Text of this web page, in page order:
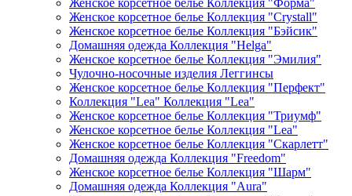
Женское корсетное белье Коллекция "Форма"
Женское корсетное белье Коллекция "Crystall"
Женское корсетное белье Коллекция "Бэйсик"
Домашняя одежда Коллекция "Helga"
Женское корсетное белье Коллекция "Эмилия"
Чулочно-носочные изделия Леггинсы
Женское корсетное белье Коллекция "Перфект"
Коллекция "Lea" Коллекция "Lea"
Женское корсетное белье Коллекция "Триумф"
Женское корсетное белье Коллекция "Lea"
Женское корсетное белье Коллекция "Скарлетт"
Домашняя одежда Коллекция "Freedom"
Женское корсетное белье Коллекция "Шарм"
Домашняя одежда Коллекция "Aura"